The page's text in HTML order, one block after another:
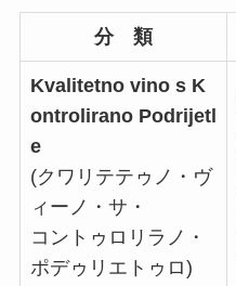
分 類
Kvalitetno vino s K
ontrolirano Podrijetl
e
(クワリテテゥノ・ヴ
ィーノ・サ・
コントゥロリラノ・
ポデゥリエトゥロ)